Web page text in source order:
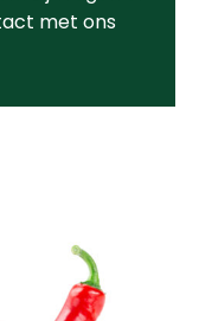
met ons